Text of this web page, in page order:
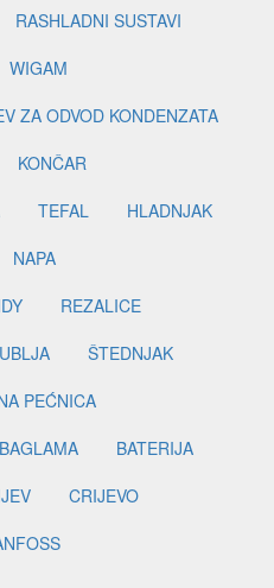
RASHLADNI SUSTAVI
WIGAM
ZA ODVOD KONDENZATA
KONČAR
TEFAL
HLADNJAK
NAPA
REZALICE
ŠTEDNJAK
PEĆNICA
BAGLAMA
BATERIJA
CRIJEVO